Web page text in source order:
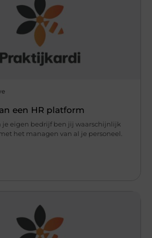
een HR platform
je eigen bedrijf ben jij waarschijnlijk
het managen van al je personeel.